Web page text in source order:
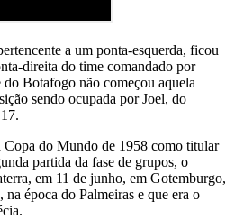
a um ponta-esquerda, ficou
direita do time comandado por
Botafogo não começou aquela
sendo ocupada por Joel, do
Copa do Mundo de 1958 como titular
partida da fase de grupos, o
em 11 de junho, em Gotemburgo,
época do Palmeiras e que era o